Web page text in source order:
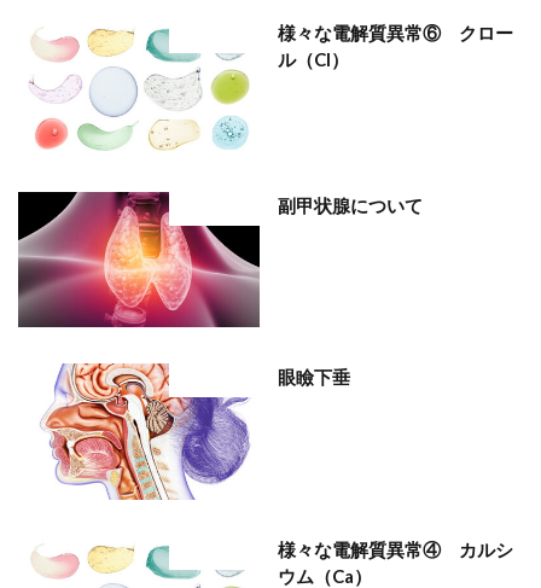
様々な電解質異常⑥ クロー
ル（Cl）
副甲状腺について
眼瞼下垂
様々な電解質異常④ カルシ
ウム（Ca）